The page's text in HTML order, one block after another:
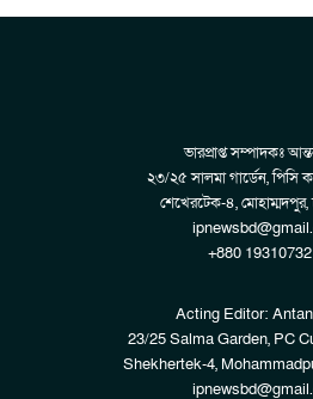
ভারপ্রাপ্ত সম্পাদকঃ
২৩/২৫ সালমা গার্ডেন, পিসি
শেখেরটেক-৪,
+880
Acting Editor:
23/25 Salma Garden, PC
Shekhertek-4,